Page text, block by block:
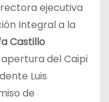
ejecutiva
Integral a la
Castillo
del Caipi
Luis
de